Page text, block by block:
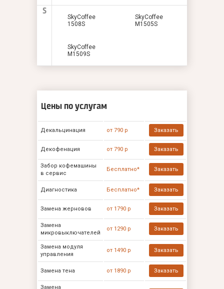
S
SkyCoffee
1508S
SkyCoffee
M1505S
SkyCoffee
M1509S
Цены по услугам
Декальцинация от 790 р Заказать
Декофенация от 790 р Заказать
Забор кофемашины
в сервис
Бесплатно* Заказать
Диагностика Бесплатно* Заказать
Замена жерновов от 1790 р Заказать
Замена
микровыключателей
от 1290 р Заказать
Замена модуля
управления
от 1490 р Заказать
Замена тена от 1890 р Заказать
Замена